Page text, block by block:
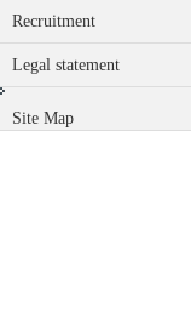
Recruitment
Legal statement
Site Map